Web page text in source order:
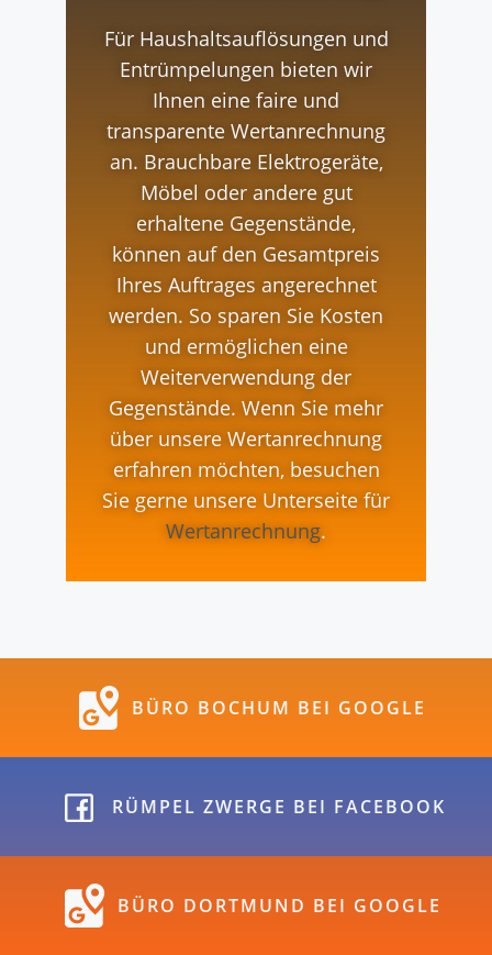
Für Haushaltsauflösungen und
Entrümpelungen bieten wir
Ihnen eine faire und
transparente Wertanrechnung
an. Brauchbare Elektrogeräte,
Möbel oder andere gut
erhaltene Gegenstände,
können auf den Gesamtpreis
Ihres Auftrages angerechnet
werden. So sparen Sie Kosten
und ermöglichen eine
Weiterverwendung der
Gegenstände. Wenn Sie mehr
über unsere Wertanrechnung
erfahren möchten, besuchen
Sie gerne unsere Unterseite für
Wertanrechnung.
BÜRO BOCHUM BEI GOOGLE
RÜMPEL ZWERGE BEI FACEBOOK
BÜRO DORTMUND BEI GOOGLE